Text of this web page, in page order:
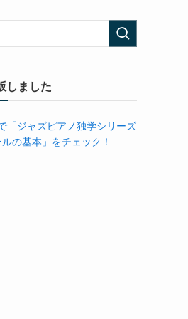
しました
「ジャズピアノ独学シリーズ
の基本」をチェック！